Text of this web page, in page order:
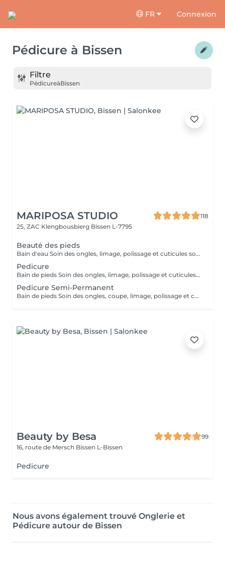
FR Connexion
Pédicure à Bissen
Filtre
PédicureàBissen
MARIPOSA STUDIO
118
25, ZAC Klengbousbierg Bissen L-7795
Beauté des pieds
Bain d'eau Soin des ongles, limage, polissage et cuticules soignées Élimination des peaux mortes (Sans Semi-Permanent)
Pedicure
Bain de pieds Soin des ongles, limage, polissage et cuticules soignées Élimination des peaux mortes Elimination des callosités et rugosités (Sans Semi-Permanent)
Pedicure Semi-Permanent
Bain de pieds Soin des ongles, coupe, limage, polissage et cuticules soignées Élimination des peaux mortes Finition semi-permanant
Beauty by Besa
99
16, route de Mersch Bissen L-Bissen
Pedicure
Nous avons également trouvé Onglerie et
Pédicure autour de Bissen